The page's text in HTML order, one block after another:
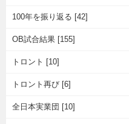
100年を振り返る [42]
OB試合結果 [155]
トロント [10]
トロント再び [6]
全日本実業団 [10]